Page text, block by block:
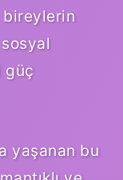
bireylerin
sosyal
güç
yaşanan bu